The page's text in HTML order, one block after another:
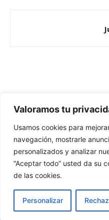
Valoramos tu
Usamos cookies para
navegación, mostrarle
personalizados y analizar
“Aceptar todo” usted da su
de las cookies.
Personalizar
Redes Cristianas
Una mirada alternativa sobre la
- Colectivos de Redes Cristianas